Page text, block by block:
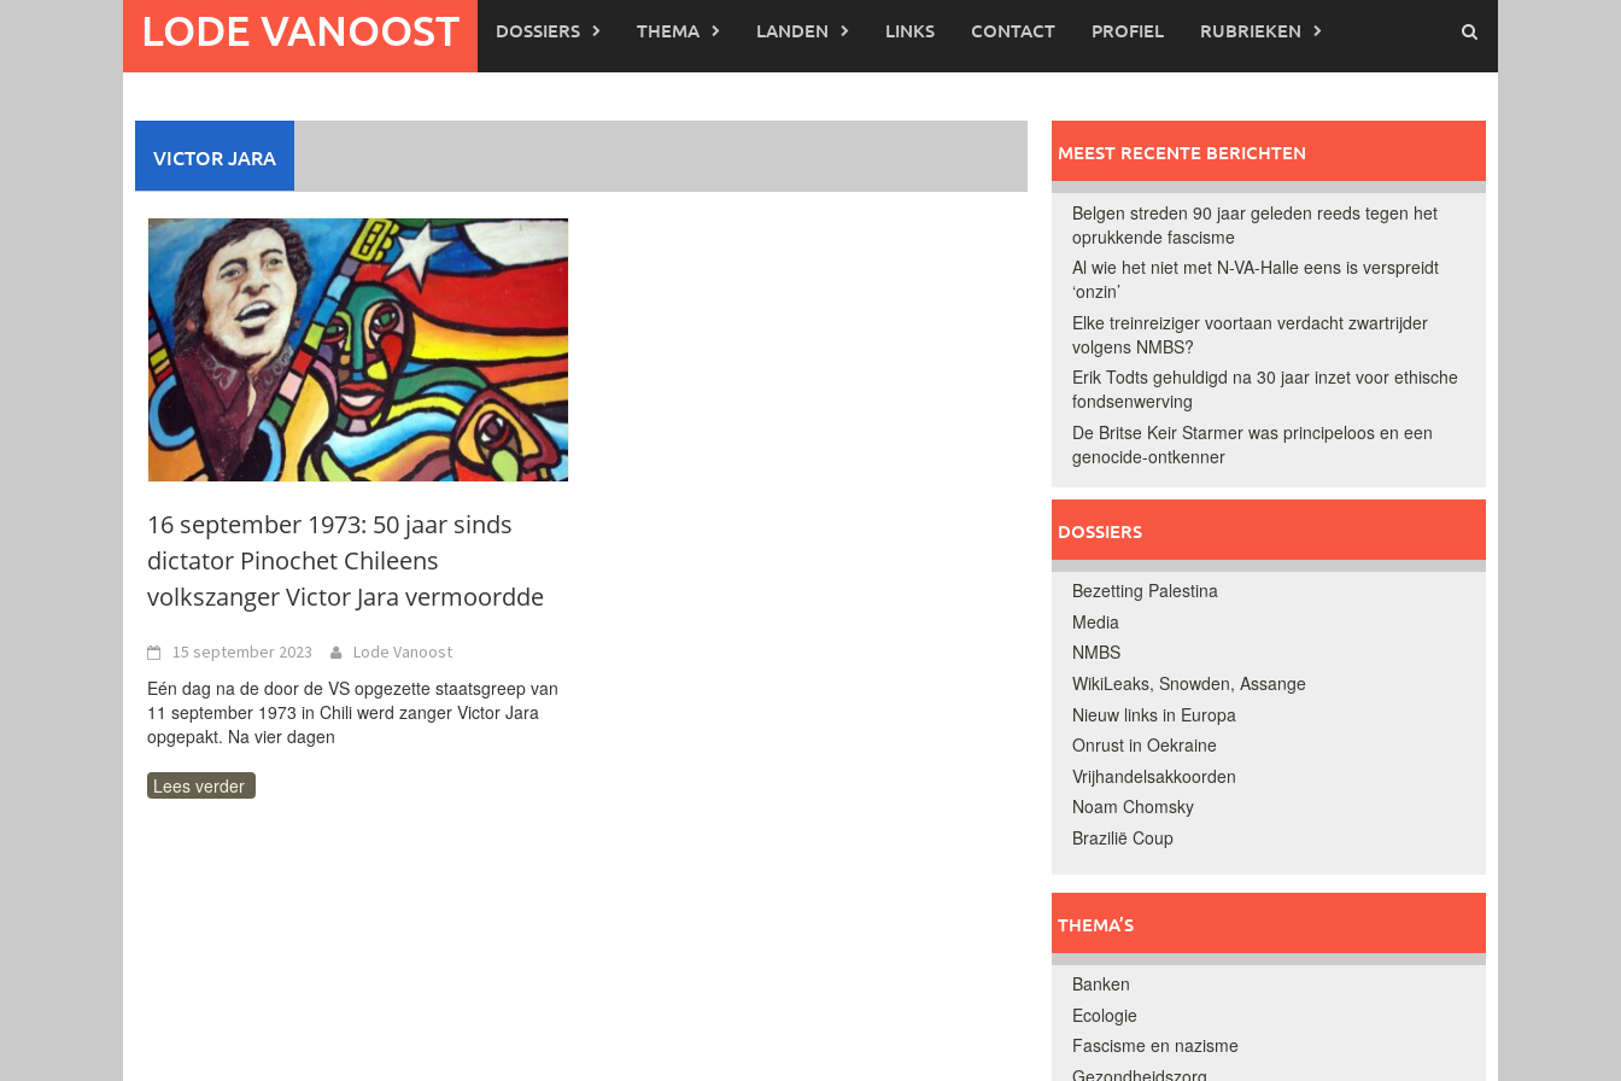
LODE VANOOST DOSSIERS THEMA LANDEN LINKS CONTACT PROFIEL RUBRIEKEN
VICTOR JARA
16 september 1973: 50 jaar sinds
dictator Pinochet Chileens
volkszanger Victor Jara vermoordde
15 september 2023 Lode Vanoost
Eén dag na de door de VS opgezette staatsgreep van
11 september 1973 in Chili werd zanger Victor Jara
opgepakt. Na vier dagen
Lees verder
MEEST RECENTE BERICHTEN
Belgen streden 90 jaar geleden reeds tegen het
oprukkende fascisme
Al wie het niet met N-VA-Halle eens is verspreidt
‘onzin’
Elke treinreiziger voortaan verdacht zwartrijder
volgens NMBS?
Erik Todts gehuldigd na 30 jaar inzet voor ethische
fondsenwerving
De Britse Keir Starmer was principeloos en een
genocide-ontkenner
DOSSIERS
Bezetting Palestina
Media
NMBS
WikiLeaks, Snowden, Assange
Nieuw links in Europa
Onrust in Oekraine
Vrijhandelsakkoorden
Noam Chomsky
Brazilië Coup
THEMA’S
Banken
Ecologie
Fascisme en nazisme
Gezondheidszorg